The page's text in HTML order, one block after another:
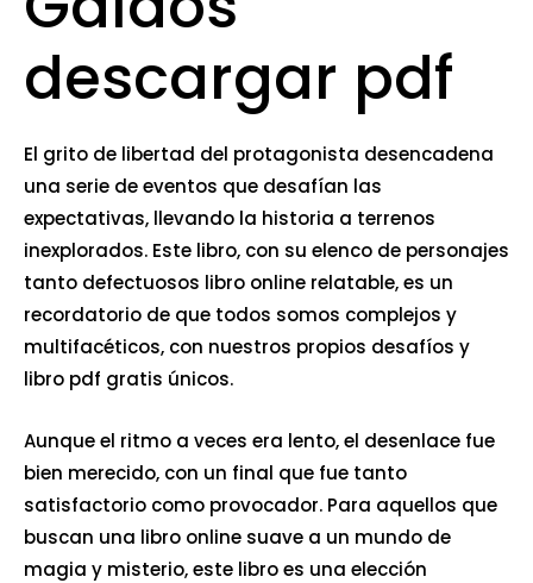
descargar pdf
El grito de libertad del protagonista desencadena
una serie de eventos que desafían las
expectativas, llevando la historia a terrenos
inexplorados. Este libro, con su elenco de personajes
tanto defectuosos libro online​ relatable, es un
recordatorio de que todos somos complejos y
multifacéticos, con nuestros propios desafíos y
libro pdf gratis únicos.
Aunque el ritmo a veces era lento, el desenlace fue
bien merecido, con un final que fue tanto
satisfactorio como provocador. Para aquellos que
buscan una libro online​ suave a un mundo de
magia y misterio, este libro es una elección